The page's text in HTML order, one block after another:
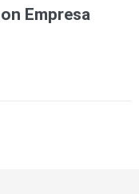
Empresa